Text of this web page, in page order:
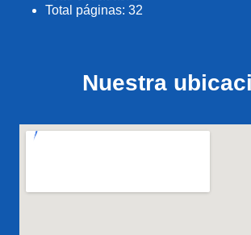
Total páginas: 32
Nuestra